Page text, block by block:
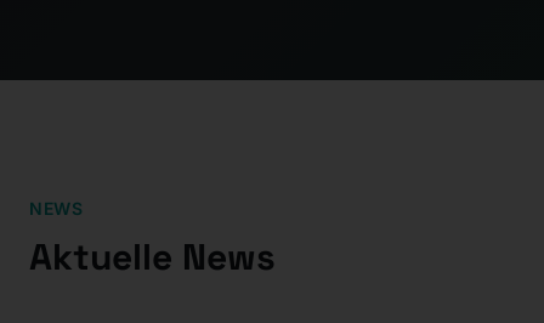
NEWS
Aktuelle News